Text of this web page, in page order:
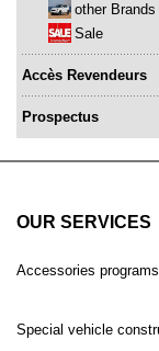
other Brands
Sale
Accès Revendeurs
Prospectus
OUR SERVICES
Accessories programs
Special vehicle